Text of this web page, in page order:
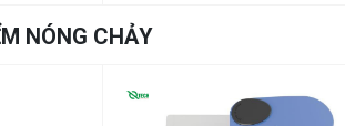
NÓNG CHẢY